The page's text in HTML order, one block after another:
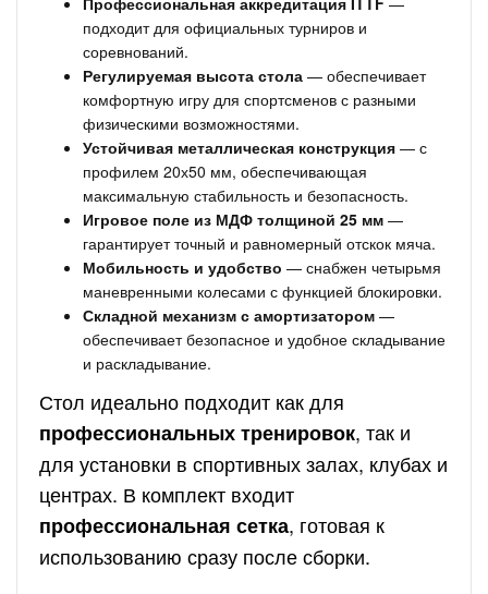
подходит для официальных турниров и
соревнований.
Регулируемая высота стола — обеспечивает
комфортную игру для спортсменов с разными
физическими возможностями.
Устойчивая металлическая конструкция — с
профилем 20х50 мм, обеспечивающая
максимальную стабильность и безопасность.
Игровое поле из МДФ толщиной 25 мм —
гарантирует точный и равномерный отскок мяча.
Мобильность и удобство — снабжен четырьмя
маневренными колесами с функцией блокировки.
Складной механизм с амортизатором —
обеспечивает безопасное и удобное складывание
и раскладывание.
Стол идеально подходит как для
профессиональных тренировок, так и
для установки в спортивных залах, клубах и
центрах. В комплект входит
профессиональная сетка, готовая к
использованию сразу после сборки.